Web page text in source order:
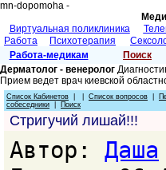
mn-dopomoha -
Виртуальная поликлиника
Работа
Психотерапия
Работа-медикам
Поиск
Дерматолог - венеролог
Прием ведет врач киевской
Список Кабинетов Список вопросов
собеседники
Поиск
Стригучий лишай!!!
Автор: Даша